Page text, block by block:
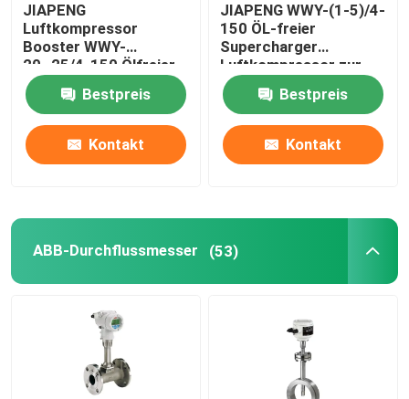
ABB-Durchflussmesser
ABB-Drucktransmitter
ABB-Level-Sender
System zur Kalibrierung des Flüssigkeitsflusses
Digitale Positionierer
JIAPENG
Luftkompressor
Booster WWY-
20~25/4-150 Ölfreier
Ladegerät zur
Sauerstofffüllung
Bestpreis
Kontakt
JIAPENG WWY-(1-5)/4-
150 ÖL-freier
Supercharger
Luftkompressor zur
Sauerstofffüllung
Bestpreis
Kontakt
ABB-Durchflussmesser (53)